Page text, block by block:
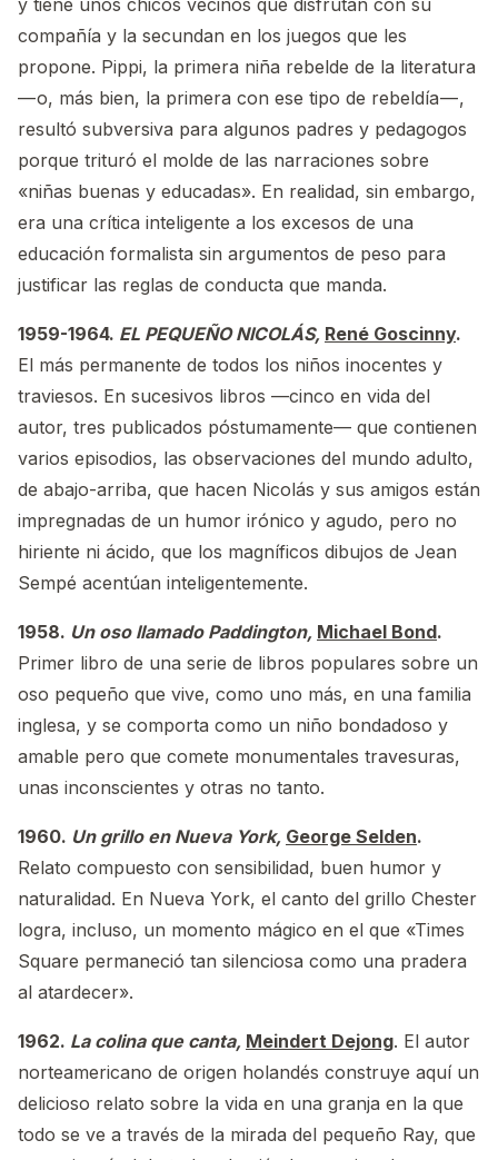
y tiene unos chicos vecinos que disfrutan con su
compañía y la secundan en los juegos que les
propone. Pippi, la primera niña rebelde de la literatura
— o, más bien, la primera con ese tipo de rebeldía — ,
resultó subversiva para algunos padres y pedagogos
porque trituró el molde de las narraciones sobre
«niñas buenas y educadas». En realidad, sin embargo,
era una crítica inteligente a los excesos de una
educación formalista sin argumentos de peso para
justificar las reglas de conducta que manda.
1959-1964. EL PEQUEÑO NICOLÁS, René Goscinny.
El más permanente de todos los niños inocentes y
traviesos. En sucesivos libros —cinco en vida del
autor, tres publicados póstumamente— que contienen
varios episodios, las observaciones del mundo adulto,
de abajo-arriba, que hacen Nicolás y sus amigos están
impregnadas de un humor irónico y agudo, pero no
hiriente ni ácido, que los magníficos dibujos de Jean
Sempé acentúan inteligentemente.
1958. Un oso llamado Paddington, Michael Bond.
Primer libro de una serie de libros populares sobre un
oso pequeño que vive, como uno más, en una familia
inglesa, y se comporta como un niño bondadoso y
amable pero que comete monumentales travesuras,
unas inconscientes y otras no tanto.
1960. Un grillo en Nueva York, George Selden.
Relato compuesto con sensibilidad, buen humor y
naturalidad. En Nueva York, el canto del grillo Chester
logra, incluso, un momento mágico en el que «Times
Square permaneció tan silenciosa como una pradera
al atardecer».
1962. La colina que canta, Meindert Dejong. El autor
norteamericano de origen holandés construye aquí un
delicioso relato sobre la vida en una granja en la que
todo se ve a través de la mirada del pequeño Ray, que